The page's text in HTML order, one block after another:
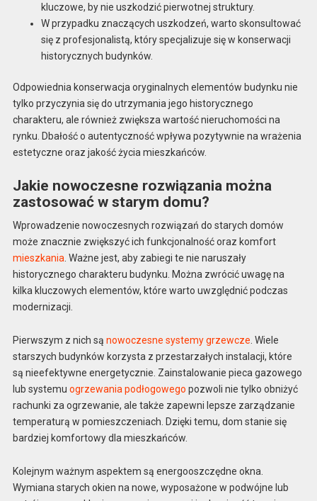
kluczowe, by nie uszkodzić pierwotnej struktury.
W przypadku znaczących uszkodzeń, warto skonsultować
się z profesjonalistą, który specjalizuje się w konserwacji
historycznych budynków.
Odpowiednia konserwacja oryginalnych elementów budynku nie
tylko przyczynia się do utrzymania jego historycznego
charakteru, ale również zwiększa wartość nieruchomości na
rynku. Dbałość o autentyczność wpływa pozytywnie na wrażenia
estetyczne oraz jakość życia mieszkańców.
Jakie nowoczesne rozwiązania można
zastosować w starym domu?
Wprowadzenie nowoczesnych rozwiązań do starych domów
może znacznie zwiększyć ich funkcjonalność oraz komfort
mieszkania. Ważne jest, aby zabiegi te nie naruszały
historycznego charakteru budynku. Można zwrócić uwagę na
kilka kluczowych elementów, które warto uwzględnić podczas
modernizacji.
Pierwszym z nich są nowoczesne systemy grzewcze . Wiele
starszych budynków korzysta z przestarzałych instalacji, które
są nieefektywne energetycznie. Zainstalowanie pieca gazowego
lub systemu ogrzewania podłogowego pozwoli nie tylko obniżyć
rachunki za ogrzewanie, ale także zapewni lepsze zarządzanie
temperaturą w pomieszczeniach. Dzięki temu, dom stanie się
bardziej komfortowy dla mieszkańców.
Kolejnym ważnym aspektem są energooszczędne okna.
Wymiana starych okien na nowe, wyposażone w podwójne lub